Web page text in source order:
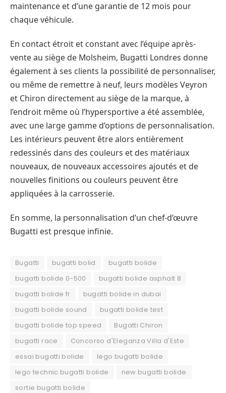
maintenance et d’une garantie de 12 mois pour
chaque véhicule.
En contact étroit et constant avec l’équipe après-
vente au siège de Molsheim, Bugatti Londres donne
également à ses clients la possibilité de personnaliser,
ou même de remettre à neuf, leurs modèles Veyron
et Chiron directement au siège de la marque, à
l’endroit même où l’hypersportive a été assemblée,
avec une large gamme d’options de personnalisation.
Les intérieurs peuvent être alors entièrement
redessinés dans des couleurs et des matériaux
nouveaux, de nouveaux accessoires ajoutés et de
nouvelles finitions ou couleurs peuvent être
appliquées à la carrosserie.
En somme, la personnalisation d’un chef-d’œuvre
Bugatti est presque infinie.
Bugatti bugatti bolid
bugatti bolide
bugatti bolide 0-500
bugatti bolide asphalt 8
bugatti bolide fr
bugatti bolide in dubai
bugatti bolide sound
bugatti bolide test
bugatti bolide top speed
Bugatti Chiron
bugatti race
Concorso d'Eleganza Villa d'Este
essai bugatti bolide
lego bugatti bolide
lego technic bugatti bolide
new bugatti bolide
sortie bugatti bolide